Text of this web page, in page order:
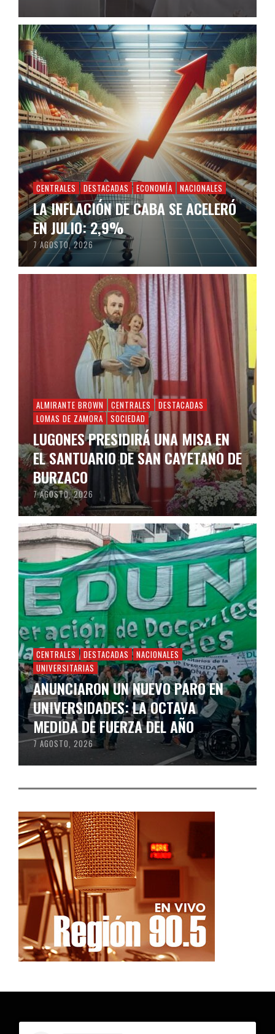
CENTRALES DESTACADAS ECONOMÍA NACIONALES
LA INFLACIÓN DE CABA SE ACELERÓ
EN JULIO: 2,9%
7 AGOSTO, 2026
ALMIRANTE BROWN CENTRALES
DESTACADAS
LOMAS DE ZAMORA
SOCIEDAD
LUGONES PRESIDIRÁ UNA MISA EN
EL SANTUARIO DE SAN CAYETANO DE
BURZACO
7 AGOSTO, 2026
CENTRALES DESTACADAS
NACIONALES
UNIVERSITARIAS
ANUNCIARON UN NUEVO PARO EN
UNIVERSIDADES: LA OCTAVA
MEDIDA DE FUERZA DEL AÑO
7 AGOSTO, 2026